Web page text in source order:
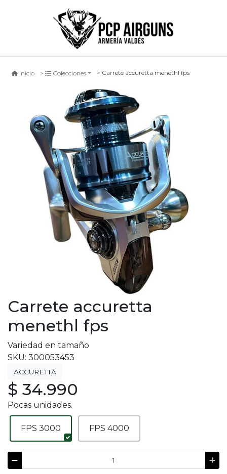
Inicio Colecciones Carrete accuretta menethl fps
Carrete accuretta
menethl fps
Variedad en tamaño
SKU: 300053453
ACCURETTA
$ 34.990
Pocas unidades.
FPS 3000 FPS 4000